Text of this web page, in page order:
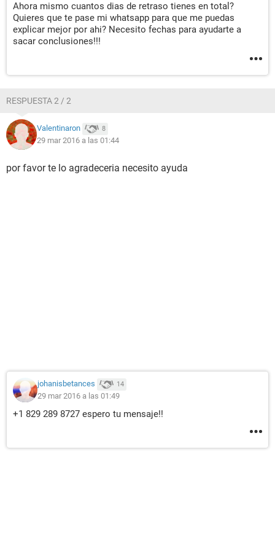
Ahora mismo cuantos dias de retraso tienes en total?
Quieres que te pase mi whatsapp para que me puedas
explicar mejor por ahi? Necesito fechas para ayudarte a
sacar conclusiones!!!
RESPUESTA 2 / 2
Valentinaron 8
29 mar 2016 a las 01:44
por favor te lo agradeceria necesito ayuda
johanisbetances 14
29 mar 2016 a las 01:49
+1 829 289 8727 espero tu mensaje!!